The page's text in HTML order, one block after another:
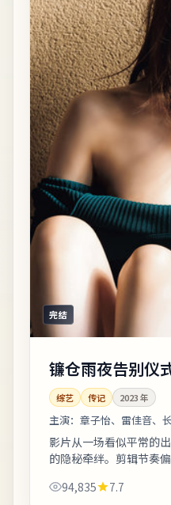
完结
镰仓雨夜告别仪
综艺 传记 2023年
主演： 章子怡、雷佳音、
影片从一场看似平常的
的隐秘牵绊。剪辑节奏
一部类型元素清晰、人物
94,835 7.7